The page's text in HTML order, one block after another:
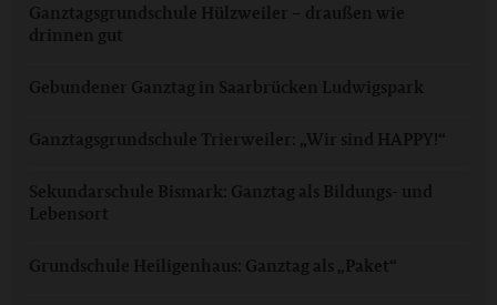
Ganztagsgrundschule Hülzweiler – draußen wie
drinnen gut
Gebundener Ganztag in Saarbrücken Ludwigspark
Ganztagsgrundschule Trierweiler: „Wir sind HAPPY!“
Sekundarschule Bismark: Ganztag als Bildungs- und
Lebensort
Grundschule Heiligenhaus: Ganztag als „Paket“